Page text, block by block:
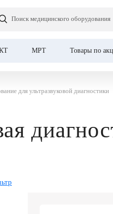
Поиск медицинского оборудования
МРТ Товары по
для ультразвуковой диагностики